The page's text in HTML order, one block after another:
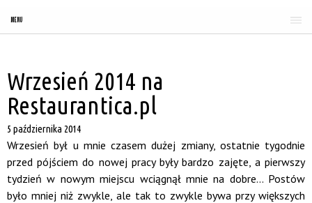
MENU
Wrzesień 2014 na
Restaurantica.pl
5 października 2014
Wrzesień był u mnie czasem dużej zmiany, ostatnie tygodnie
przed pójściem do nowej pracy były bardzo zajęte, a pierwszy
tydzień w nowym miejscu wciągnął mnie na dobre… Postów
było mniej niż zwykle, ale tak to zwykle bywa przy większych